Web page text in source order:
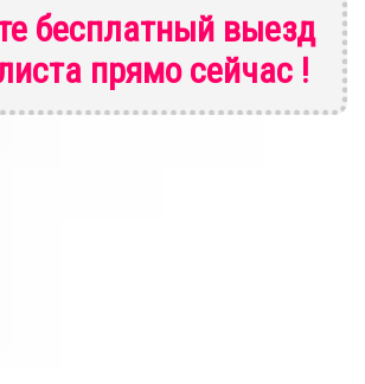
бесплатный выезд
прямо сейчас !